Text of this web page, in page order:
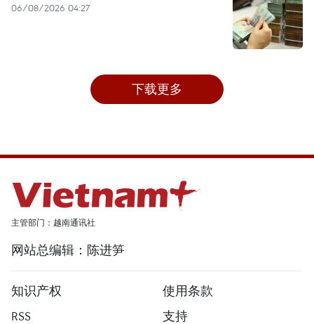
06/08/2026 04:27
下载更多
主管部门：越南通讯社
网站总编辑：陈进笋
知识产权
使用条款
RSS
支持